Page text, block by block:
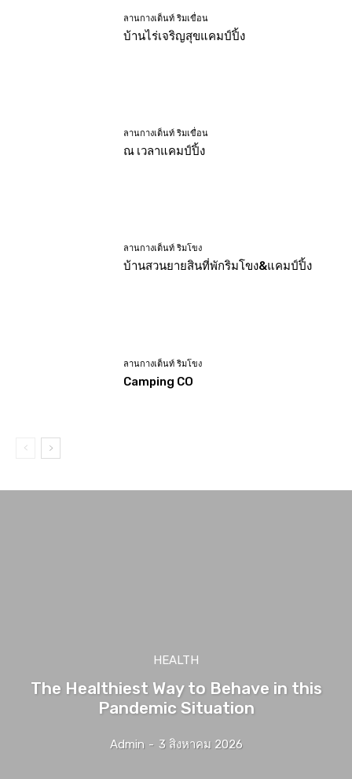
ลานกางเต็นท์ ริมเขื่อน
บ้านไร่เจริญสุขแคมป์ปิ้ง
ลานกางเต็นท์ ริมเขื่อน
ณ เวลาแคมป์ปิ้ง
ลานกางเต็นท์ ริมโขง
บ้านสวนยายสินที่พักริมโขง&แคมป์ปิ้ง
ลานกางเต็นท์ ริมโขง
Camping CO
HEALTH
The Healthiest Way to Behave in this
Pandemic Situation
Admin - 3 สิงหาคม 2026